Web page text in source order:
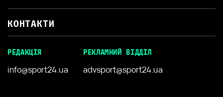
КОНТАКТИ
РЕДАКЦІЯ
info@sport24.ua
РЕКЛАМНИЙ ВІДДІЛ
advsport@sport24.ua